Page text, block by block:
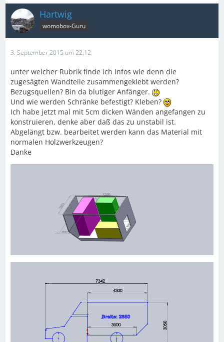
Hartwig
womobox-Guru
3. September 2015 um 22:12
unter welcher Rubrik finde ich Infos wie denn die
zugesägten Wandteile zusammengeklebt werden?
Bezugsquellen? Bin da blutiger Anfänger.
Und wie werden Schränke befestigt? Kleben?
Ich habe jetzt mal mit 5cm dicken Wänden angefangen zu
konstruieren, denke aber daß das zu unstabil ist.
Abgelängt bzw. bearbeitet werden kann das Material mit
normalen Holzwerkzeugen?
Danke